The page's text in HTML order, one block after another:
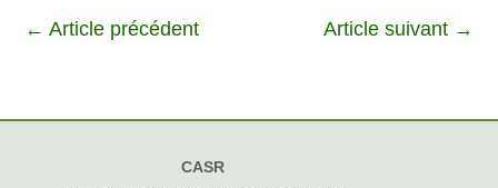
← Article précédent Article suivant →
CASR